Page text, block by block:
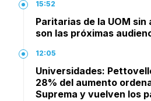
15:52
Paritarias de la UOM
son las próximas
12:05
Universidades:
28% del aumento
Suprema y vuelven los